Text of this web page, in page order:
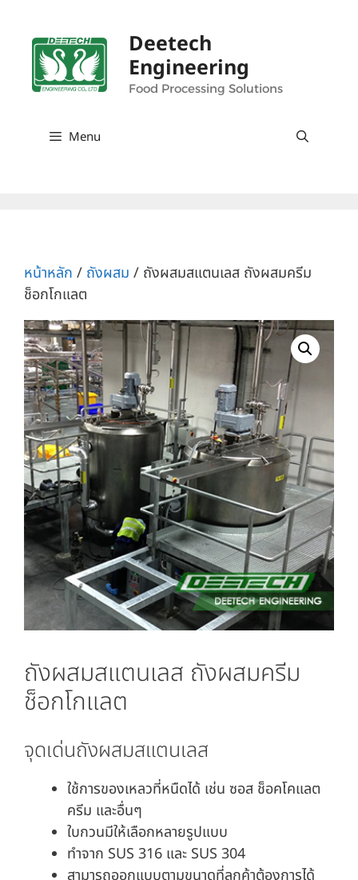
Deetech
Engineering
Food Processing Solutions
Menu
หน้าหลัก / ถังผสม / ถังผสมสแตนเลส ถังผสมครีม
ช็อกโกแลต
ถังผสมสแตนเลส ถังผสมครีม
ช็อกโกแลต
จุดเด่นถังผสมสแตนเลส
ใช้การของเหลวที่หนืดได้ เช่น ซอส ช็อคโคแลต
ครีม และอื่นๆ
ใบกวนมีให้เลือกหลายรูปแบบ
ทำจาก SUS 316 และ SUS 304
สามารถออกแบบตามขนาดที่ลูกค้าต้องการได้